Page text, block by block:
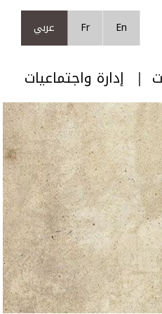
En
Fr عربي
إدارة واجتماعيات